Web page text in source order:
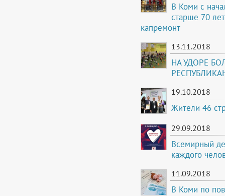
В Коми с
старше 70
капремонт
13.11.2018
НА УДОРЕ
19.10.2018
Жители 46
29.09.2018
Всемирный
каждого
11.09.2018
В Коми по